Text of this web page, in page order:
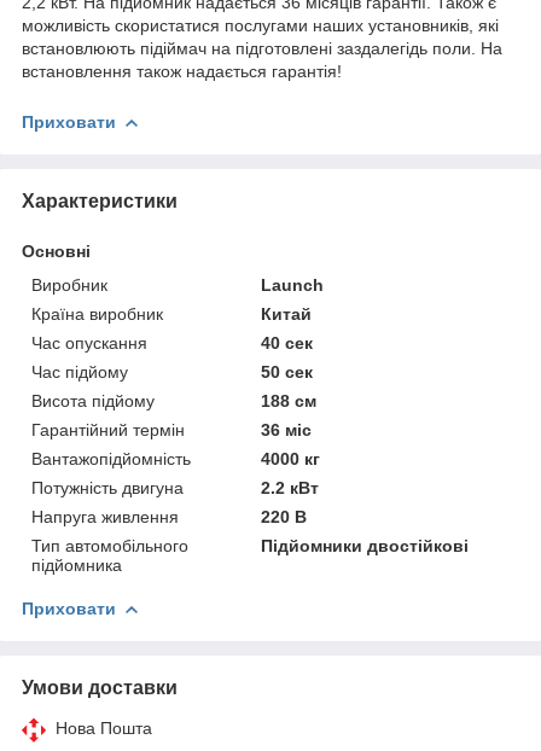
можливість скористатися послугами наших установників, які
встановлюють підіймач на підготовлені заздалегідь поли. На
встановлення також надається гарантія!
Приховати
Характеристики
Основні
Виробник
Launch
Країна виробник
Китай
Час опускання
40 сек
Час підйому
50 сек
Висота підйому
188 см
Гарантійний термін
36 міс
Вантажопідйомність
4000 кг
Потужність двигуна
2.2 кВт
Напруга живлення
220 В
Тип автомобільного
підйомника
Підйомники двостійкові
Приховати
Умови доставки
Нова Пошта